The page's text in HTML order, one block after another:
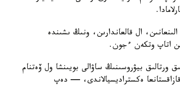
قاماۋعا الىنعانىن، ال قالعاندارىن، ونىڭ ىشىندە
اتاپ وتكەن ءجون.
ورتالىق بيۋروسىنىڭ ساۋالى بويىنشا ول ۆەتنام
ەكستراديسيالاندى، — دەپ